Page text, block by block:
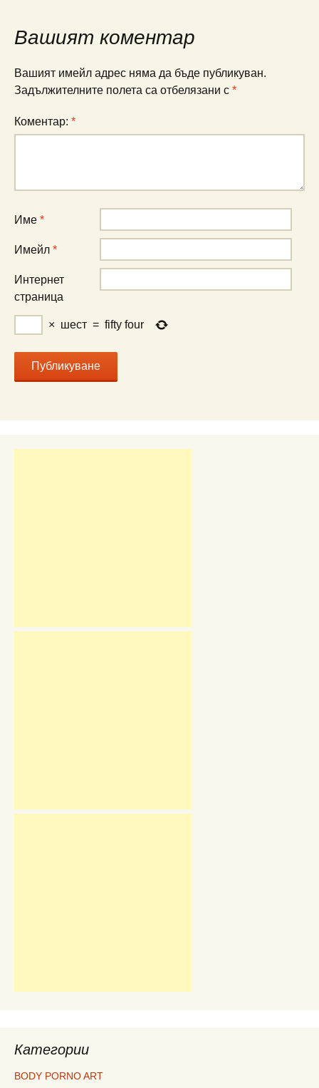
Вашият коментар
Вашият имейл адрес няма да бъде публикуван.
Задължителните полета са отбелязани с *
Коментар: *
Име *
Имейл *
Интернет
страница
× шест = fifty four
Категории
BODY PORNO ART